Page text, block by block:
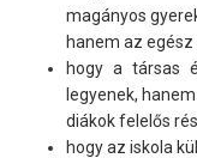
magányos
hanem az
hogy a társas
legyenek,
diákok felelős
hogy az iskola